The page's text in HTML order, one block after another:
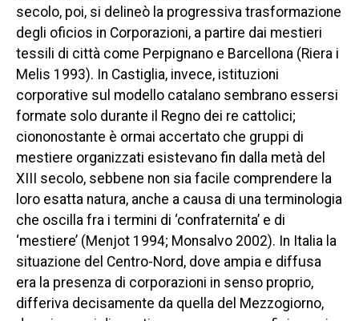
secolo, poi, si delineò la progressiva trasformazione
degli oficios in Corporazioni, a partire dai mestieri
tessili di città come Perpignano e Barcellona (Riera i
Melis 1993). In Castiglia, invece, istituzioni
corporative sul modello catalano sembrano essersi
formate solo durante il Regno dei re cattolici;
ciononostante è ormai accertato che gruppi di
mestiere organizzati esistevano fin dalla metà del
XIII secolo, sebbene non sia facile comprendere la
loro esatta natura, anche a causa di una terminologia
che oscilla fra i termini di ‘confraternita’ e di
‘mestiere’ (Menjot 1994; Monsalvo 2002). In Italia la
situazione del Centro-Nord, dove ampia e diffusa
era la presenza di corporazioni in senso proprio,
differiva decisamente da quella del Mezzogiorno,